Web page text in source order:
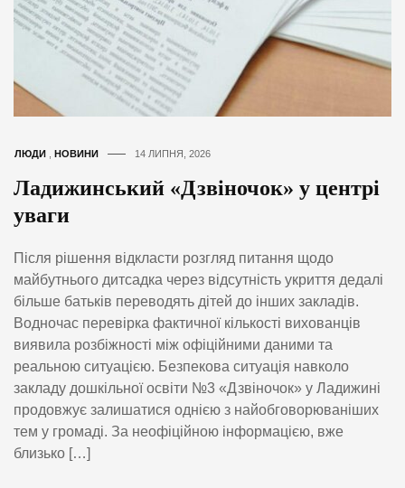
ЛЮДИ НОВИНИ 14 ЛИПНЯ, 2026
Ладижинський «Дзвіночок» у центрі
уваги
Після рішення відкласти розгляд питання щодо
майбутнього дитсадка через відсутність укриття дедалі
більше батьків переводять дітей до інших закладів.
Водночас перевірка фактичної кількості вихованців
виявила розбіжності між офіційними даними та
реальною ситуацією. Безпекова ситуація навколо
закладу дошкільної освіти №3 «Дзвіночок» у Ладижині
продовжує залишатися однією з найобговорюваніших
тем у громаді. За неофіційною інформацією, вже
близько […]